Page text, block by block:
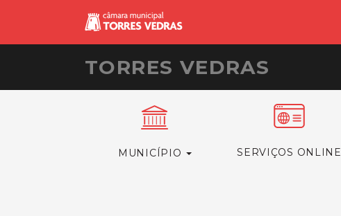
TORRES VEDRAS
MUNICÍPIO SERVIÇOS ONLINE